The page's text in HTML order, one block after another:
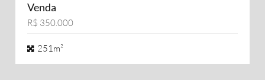
Venda
R$ 350.000
251m²